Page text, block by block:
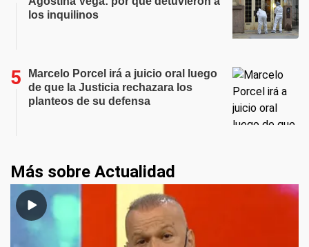
los inquilinos
Marcelo Porcel irá a juicio oral luego
de que la Justicia rechazara los
planteos de su defensa
Más sobre Actualidad